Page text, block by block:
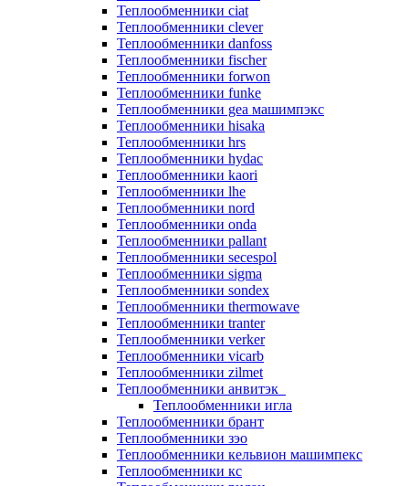
Теплообменники ciat
Теплообменники clever
Теплообменники danfoss
Теплообменники fischer
Теплообменники forwon
Теплообменники funke
Теплообменники gea машимпэкс
Теплообменники hisaka
Теплообменники hrs
Теплообменники hydac
Теплообменники kaori
Теплообменники lhe
Теплообменники nord
Теплообменники onda
Теплообменники pallant
Теплообменники secespol
Теплообменники sigma
Теплообменники sondex
Теплообменники thermowave
Теплообменники tranter
Теплообменники verker
Теплообменники vicarb
Теплообменники zilmet
Теплообменники анвитэк
Теплообменники игла
Теплообменники брант
Теплообменники зэо
Теплообменники кельвион машимпекс
Теплообменники кс